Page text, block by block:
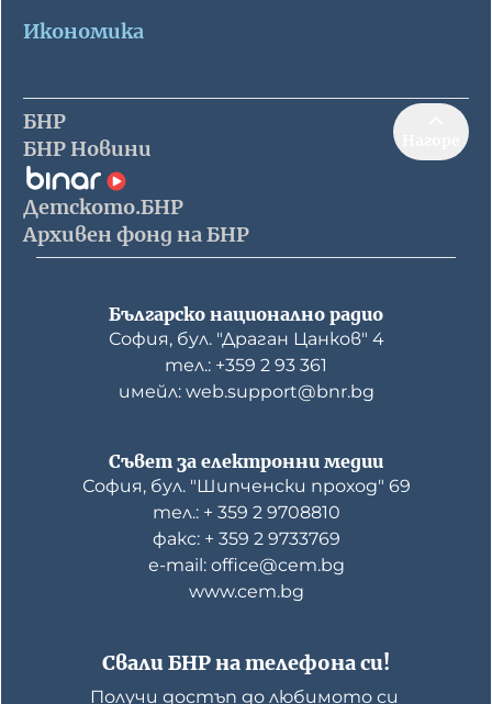
Икономика
БНР
БНР Новини
Детското.БНР
Архивен фонд на БНР
Българско национално радио
София, бул. "Драган Цанков" 4
тел.: +359 2 93 361
имейл: web.support@bnr.bg
Свали БНР на телефона си!
Получи достъп до любимото си
Съвет за електронни медии
София, бул. "Шипченски проход" 69
тел.: + 359 2 9708810
факс: + 359 2 9733769
е-mail: office@cem.bg
www.cem.bg